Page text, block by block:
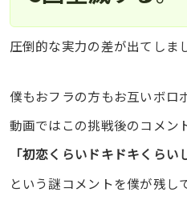
圧倒的な実力の差が出てしま
僕もおフラの方もお互いボロ
動画ではこの挑戦後のコメン
「初恋くらいドキドキくらい
という謎コメントを僕が残し